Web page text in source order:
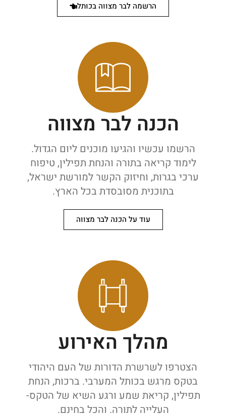
הרשמה לבר מצווה בכותל
הכנה לבר מצווה
הרשמו עכשיו והגיעו מוכנים ליום הגדול.
לימוד קריאה בתורה והנחת תפילין, טיפוח
ערכי בגרות, וחיזוק הקשר למורשת ישראל,
בתוכנית מסובסדת בכל הארץ.
עוד על הכנה לבר מצווה
מהלך האירוע
הצטרפו לשרשרת הדורות של העם היהודי
בטקס מרגש בכותל המערבי. ברכות, הנחת
תפילין, קריאת שמע ורגע השיא של הטקס-
העלייה לתורה. והכל בחינם.